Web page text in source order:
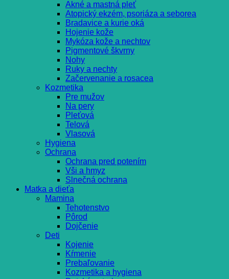
Akné a mastná pleť
Atopický ekzém, psoriáza a seborea
Bradavice a kurie oká
Hojenie kože
Mykóza kože a nechtov
Pigmentové škvrny
Nohy
Ruky a nechty
Začervenanie a rosacea
Kozmetika
Pre mužov
Na pery
Pleťová
Telová
Vlasová
Hygiena
Ochrana
Ochrana pred potením
Vši a hmyz
Slnečná ochrana
Matka a dieťa
Mamina
Tehotenstvo
Pôrod
Dojčenie
Deti
Kojenie
Kŕmenie
Prebaľovanie
Kozmetika a hygiena